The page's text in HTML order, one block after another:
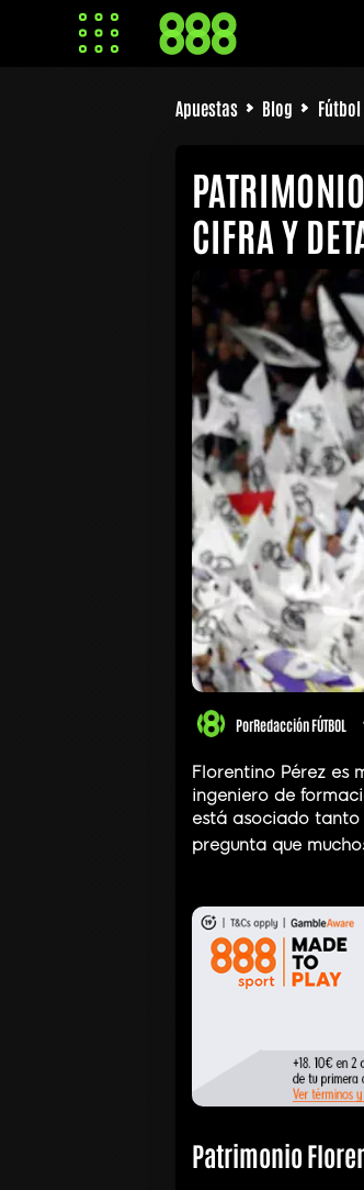
Apuestas Blog Fútbol
CIFRA Y
PorRedacción FÚTBOL
Florentino Pérez es
ingeniero de
está asociado
pregunta que
Patrimonio